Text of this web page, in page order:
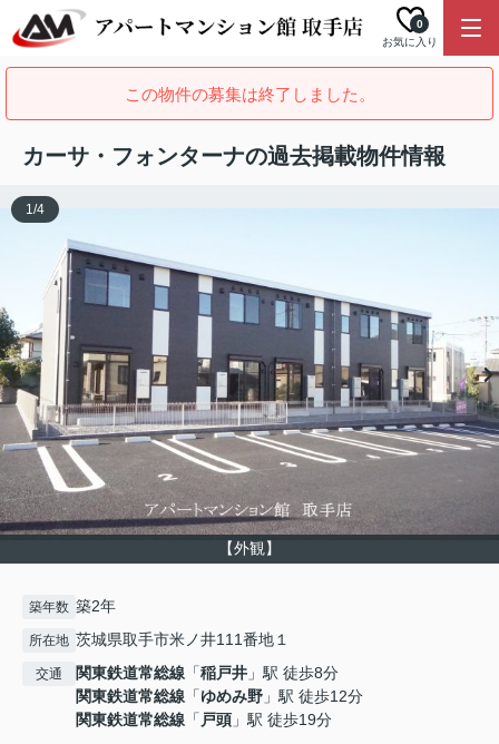
お気に入り
0
この物件の募集は終了しました。
カーサ・フォンターナの過去掲載物件情報
【外観】
1/4
築年数 築2年
所在地 茨城県取手市米ノ井111番地１
交通 関東鉄道常総線 「稲戸井 」駅 徒歩8分
関東鉄道常総線 「ゆめみ野 」駅 徒歩12分
関東鉄道常総線 「 戸頭 」駅 徒歩19分